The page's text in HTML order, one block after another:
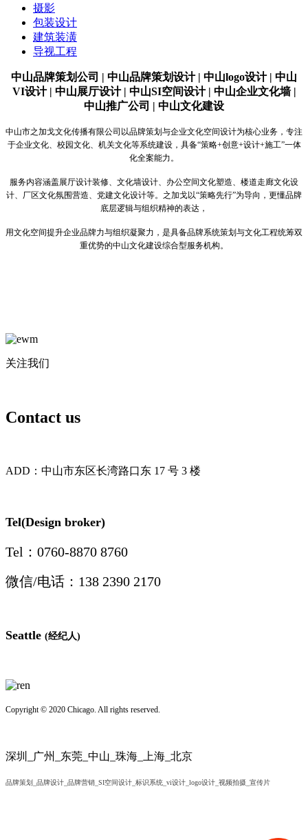
摄影
包装设计
建筑装潢
导视工程
中山品牌策划公司 | 中山品牌策划设计 | 中山logo设计 | 中山
VI设计 | 中山展厅设计 | 中山SI空间设计 | 中山企业文化墙 |
中山推广公司 | 中山文化建设
中山市之加戈文化传播有限公司以品牌策划与企业文化空间设计为核心业务，专注
于企业文化、校园文化、机关文化等系统建设，具备“策略+创意+设计+施工”一体
化全案能力。
服务内容涵盖展厅设计装修、 文化墙设计、办公空间文化塑造、楼道走廊文化设
计、厂区文化氛围营造、党建文化设计等。之加戈以“策略先行”为导向，更懂品牌
底层逻辑与组织精神的表达，
用文化空间提升企业品牌力与组织凝聚力，是具备品牌系统策划与文化工程统筹双
重优势的中山文化建设综合型服务机构。
关注我们
Contact us
ADD：中山市东区长湾路口东 17 号 3 楼
Tel(Design broker)
Tel：0760-8870 8760
微信/电话：138 2390 2170
Seattle (经纪人)
Copyright © 2020 Chicago. All rights reserved.
深圳_广州_东莞_中山_珠海_上海_北京
品牌策划_品牌设计_品牌营销_SI空间设计_标识系统_vi设计_logo设计_视频拍摄_宣传片